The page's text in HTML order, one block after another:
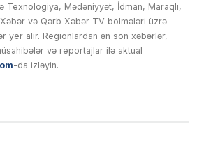
Texnologiya, Mədəniyyət, İdman, Maraqlı,
və Qərb Xəbər TV bölmələri üzrə
yer alır. Regionlardan ən son xəbərlər,
və reportajlar ilə aktual
-da izləyin.